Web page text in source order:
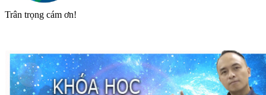
Trân trọng cám ơn!